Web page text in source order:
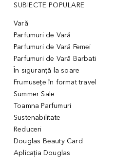
SUBIECTE POPULARE
Vară
Parfumuri de Vară
Parfumuri de Vară Femei
Parfumuri de Vară Barbati
În siguranță la soare
Frumusețe în format travel
Summer Sale
Toamna Parfumuri
Sustenabilitate
Reduceri
Douglas Beauty Card
Aplicația Douglas